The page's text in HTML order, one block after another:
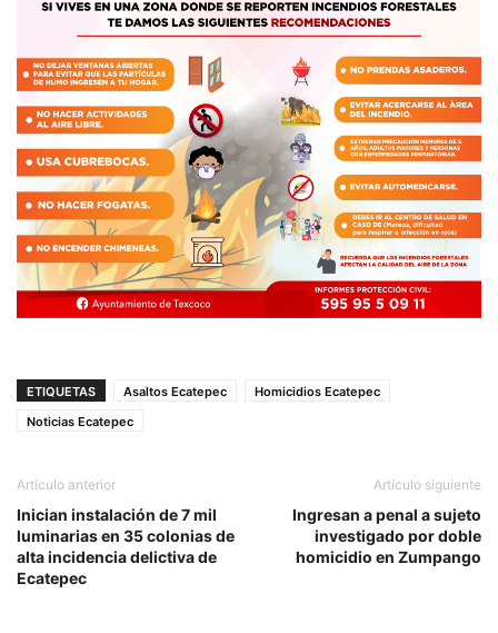
ETIQUETAS Asaltos Ecatepec
Homicidios Ecatepec
Noticias Ecatepec
Artículo anterior
Inician instalación de 7 mil
luminarias en 35 colonias de
alta incidencia delictiva de
Ecatepec
Artículo siguiente
Ingresan a penal a sujeto
investigado por doble
homicidio en Zumpango